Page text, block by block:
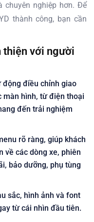
chuyên nghiệp hơn. Để
thành công, bạn cần
thiện với người
động điều chỉnh giao
màn hình, từ điện thoại
đến trải nghiệm
rõ ràng, giúp khách
về các dòng xe, phiên
bảo dưỡng, phụ tùng
sắc, hình ảnh và font
từ cái nhìn đầu tiên.